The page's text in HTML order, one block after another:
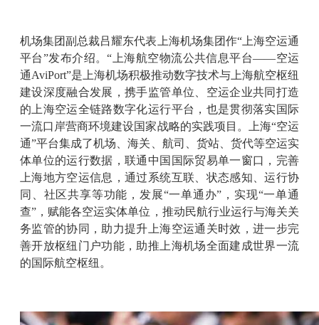
机场集团副总裁吕耀东代表上海机场集团作“上海空运通
平台”发布介绍。“上海航空物流公共信息平台——空运
通AviPort”是上海机场积极推动数字技术与上海航空枢纽
建设深度融合发展，携手监管单位、空运企业共同打造
的上海空运全链路数字化运行平台，也是贯彻落实国际
一流口岸营商环境建设国家战略的实践项目。上海“空运
通”平台集成了机场、海关、航司、货站、货代等空运实
体单位的运行数据，联通中国国际贸易单一窗口，完善
上海地方空运信息，通过系统互联、状态感知、运行协
同、社区共享等功能，发展“一单通办”，实现“一单通
查”，赋能各空运实体单位，推动民航行业运行与海关关
务监管的协同，助力提升上海空运通关时效，进一步完
善开放枢纽门户功能，助推上海机场全面建成世界一流
的国际航空枢纽。